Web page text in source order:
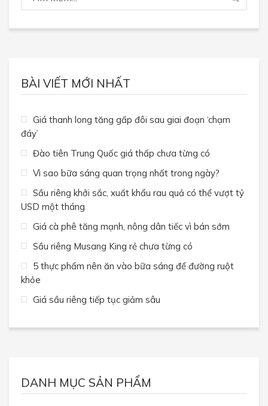
BÀI VIẾT MỚI NHẤT
Giá thanh long tăng gấp đôi sau giai đoạn ‘chạm
đáy’
Đào tiên Trung Quốc giá thấp chưa từng có
Vì sao bữa sáng quan trọng nhất trong ngày?
Sầu riêng khởi sắc, xuất khẩu rau quả có thể vượt tỷ
USD một tháng
Giá cà phê tăng mạnh, nông dân tiếc vì bán sớm
Sầu riêng Musang King rẻ chưa từng có
5 thực phẩm nên ăn vào bữa sáng để đường ruột
khỏe
Giá sầu riêng tiếp tục giảm sâu
DANH MỤC SẢN PHẨM